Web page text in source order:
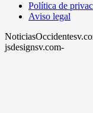
Política de
Aviso legal
jsdesignsv.com-